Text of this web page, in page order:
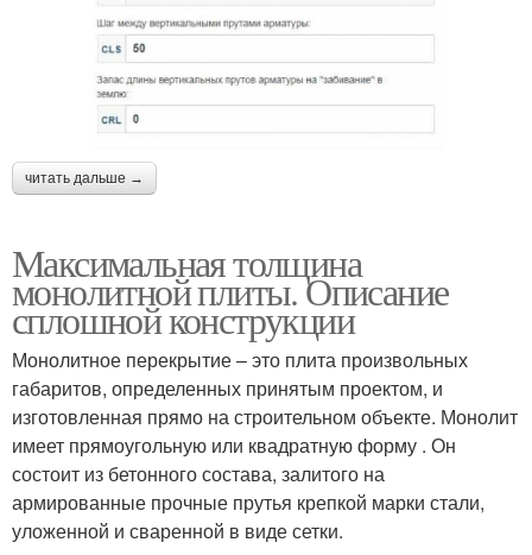
читать дальше →
Максимальная толщина
монолитной плиты. Описание
сплошной конструкции
Монолитное перекрытие – это плита произвольных
габаритов, определенных принятым проектом, и
изготовленная прямо на строительном объекте. Монолит
имеет прямоугольную или квадратную форму . Он
состоит из бетонного состава, залитого на
армированные прочные прутья крепкой марки стали,
уложенной и сваренной в виде сетки.